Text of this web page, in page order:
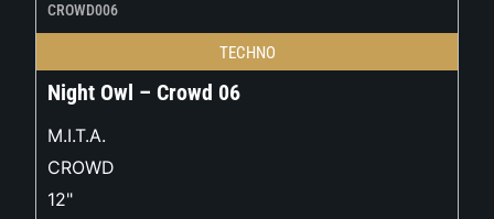
CROWD006
TECHNO
Night Owl – Crowd 06
M.I.T.A.
CROWD
12"